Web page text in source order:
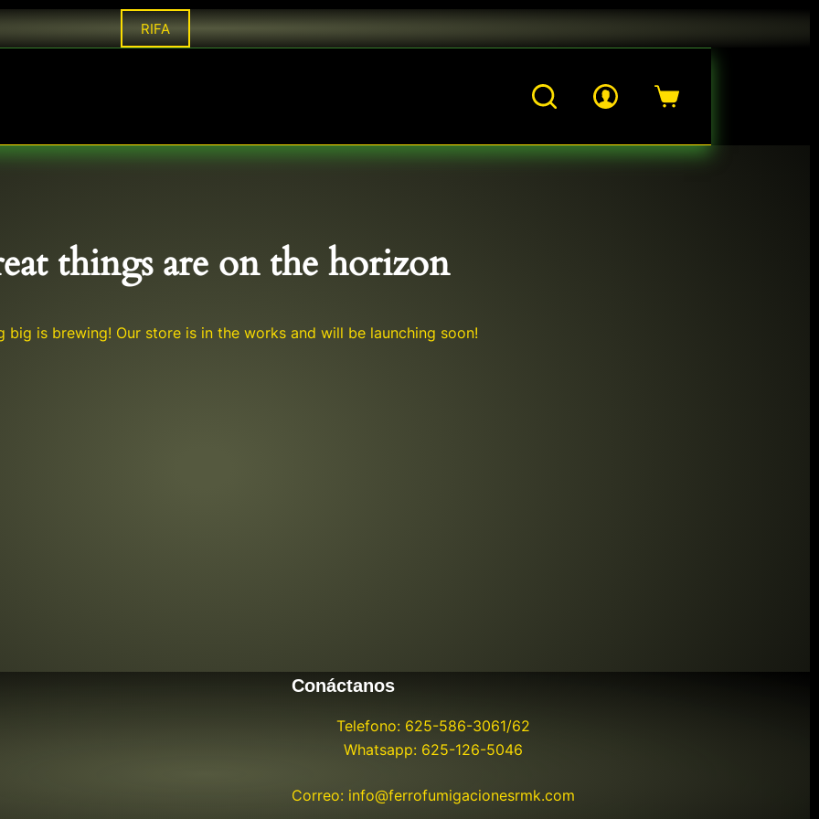
RIFA
TERMINOS Y CONDICIONES AVISO DE PRIVACIDAD
Shopping
things are on the horizon
big is brewing! Our store is in the works and will be launching soon!
Conáctanos
Telefono: 625-586-3061/62
Whatsapp: 625-126-5046
Correo: info@ferrofumigacionesrmk.com